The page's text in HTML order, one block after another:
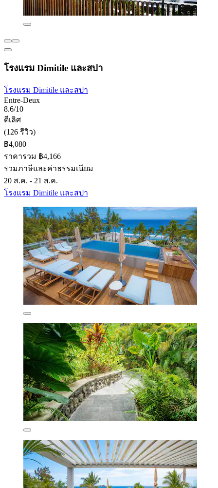
โรงแรม Dimitile และสปา
โรงแรม Dimitile และสปา
Entre-Deux
8.6/10
ดีเลิศ
(126 รีวิว)
฿4,080
ราคารวม ฿4,166
รวมภาษีและค่าธรรมเนียม
20 ส.ค. - 21 ส.ค.
โรงแรม Dimitile และสปา